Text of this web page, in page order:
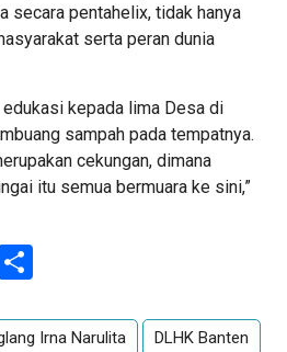
secara pentahelix, tidak hanya
serta peran dunia
edukasi kepada lima Desa di
sampah pada tempatnya.
cekungan, dimana
itu semua bermuara ke sini,”
Irna Narulita DLHK Banten